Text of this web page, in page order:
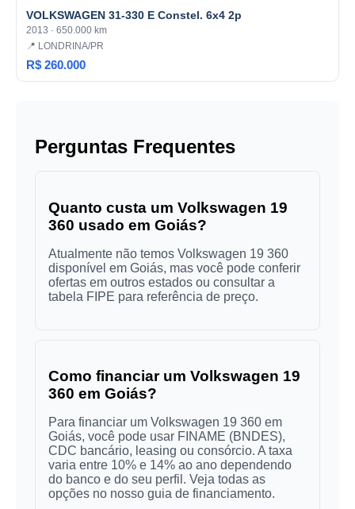
VOLKSWAGEN 31-330 E Constel. 6x4 2p
2013 · 650.000 km
📍 LONDRINA/PR
R$ 260.000
Perguntas Frequentes
Quanto custa um Volkswagen 19
360 usado em Goiás?
Atualmente não temos Volkswagen 19 360
disponível em Goiás, mas você pode conferir
ofertas em outros estados ou consultar a
tabela FIPE para referência de preço.
Como financiar um Volkswagen 19
360 em Goiás?
Para financiar um Volkswagen 19 360 em
Goiás, você pode usar FINAME (BNDES),
CDC bancário, leasing ou consórcio. A taxa
varia entre 10% e 14% ao ano dependendo
do banco e do seu perfil. Veja todas as
opções no nosso guia de financiamento.